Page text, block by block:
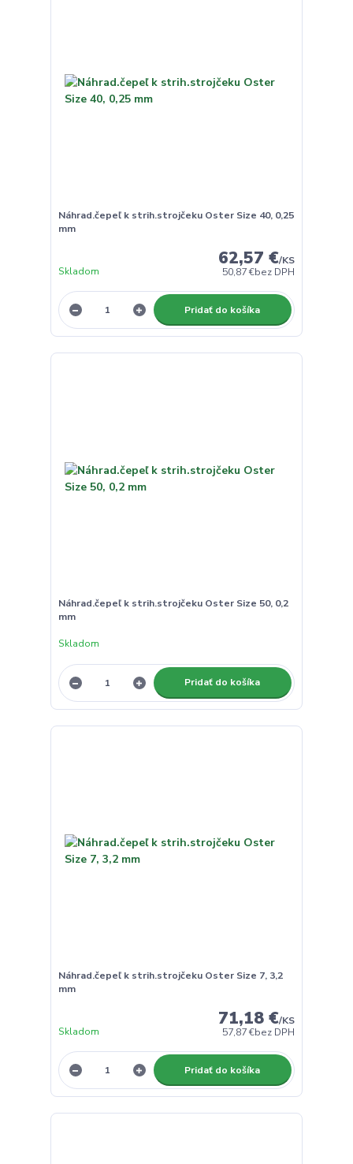
Náhrad.čepeľ k strih.strojčeku Oster Size 40, 0,25
mm
62,57 €/KS
50,87 €bez DPH
Skladom
Pridať do košíka
Náhrad.čepeľ k strih.strojčeku Oster Size 50, 0,2
mm
Skladom
Pridať do košíka
Náhrad.čepeľ k strih.strojčeku Oster Size 7, 3,2
mm
71,18 €/KS
57,87 €bez DPH
Skladom
Pridať do košíka